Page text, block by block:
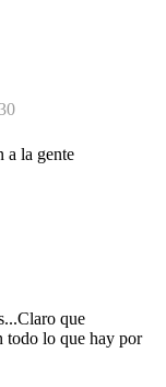
a la gente
que
todo lo que hay por